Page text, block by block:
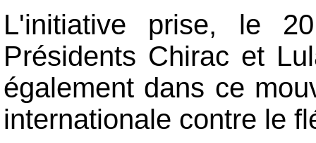
L'initiative prise, le
Présidents Chirac et
également dans ce
internationale contre le